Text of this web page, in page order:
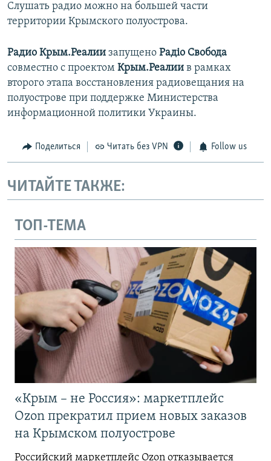
Слушать радио можно на большей части
территории Крымского полуострова.
Радио Крым.Реалии запущено Радіо Свобода
совместно с проектом Крым.Реалии в рамках
второго этапа восстановления радиовещания на
полуострове при поддержке Министерства
информационной политики Украины.
Поделиться Читать без VPN Follow us
ЧИТАЙТЕ ТАКЖЕ:
ТОП-ТЕМА
«Крым – не Россия»: маркетплейс
Ozon прекратил прием новых заказов
на Крымском полуострове
Российский маркетплейс Ozon отказывается